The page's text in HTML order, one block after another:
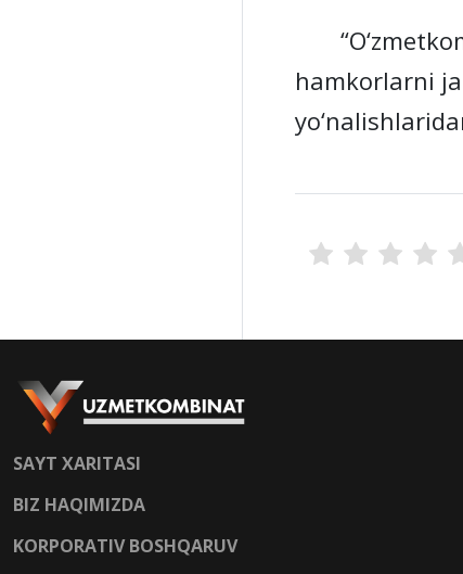
hamkorlarni
SAYT XARITASI
BIZ HAQIMIZDA
KORPORATIV BOSHQARUV